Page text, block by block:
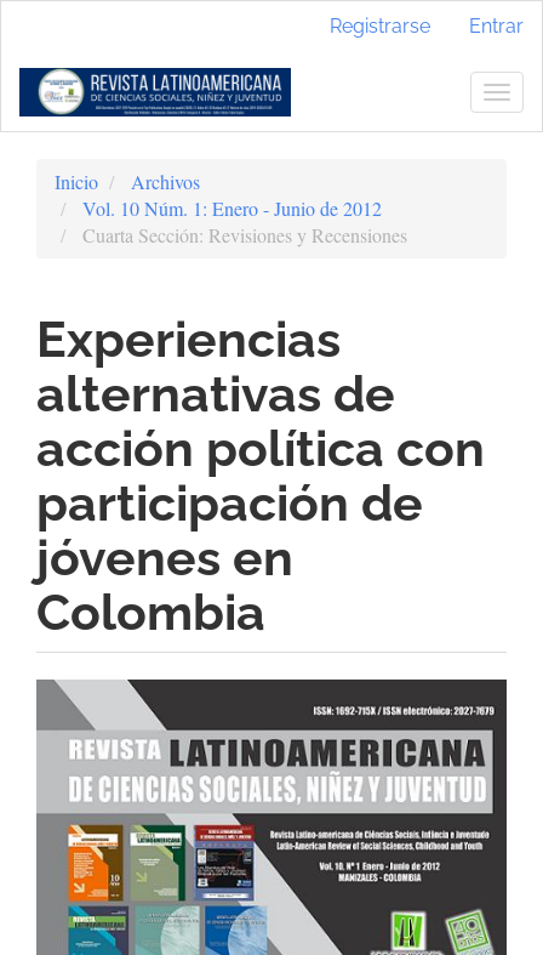
Contenido
principal
Barra
Registrarse Entrar
Inicio
Archivos
Vol. 10 Núm. 1: Enero - Junio de 2012
Cuarta Sección: Revisiones y Recensiones
Experiencias
alternativas de
acción política con
participación de
jóvenes en
Colombia
Barra
lateral
del
artículo